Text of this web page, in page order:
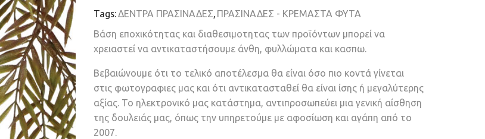
Tags:ΔΕΝΤΡΑ ΠΡΑΣΙΝΑΔΕΣ, ΠΡΑΣΙΝΑΔΕΣ - ΚΡΕΜΑΣΤΑ ΦΥΤΑ
Βάση εποχικότητας και διαθεσιμοτητας των προϊόντων μπορεί να
χρειαστεί να αντικαταστήσουμε άνθη, φυλλώματα και κασπω.
Βεβαιώνουμε ότι το τελικό αποτέλεσμα θα είναι όσο πιο κοντά γίνεται
στις φωτογραφιες μας και ότι αντικατασταθεί θα είναι ίσης ή μεγαλύτερης
αξίας. Το ηλεκτρονικό μας κατάστημα, αντιπροσωπεύει μια γενική αίσθηση
της δουλειάς μας, όπως την υπηρετούμε με αφοσίωση και αγάπη από το
2007.